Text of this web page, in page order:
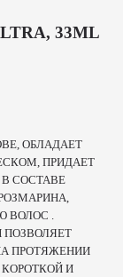
33ML
ОБЛАДАЕТ
ПРИДАЕТ
СОСТАВЕ
ВОЛОС .
ПОЗВОЛЯЕТ
ПРОТЯЖЕНИИ
И